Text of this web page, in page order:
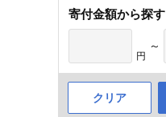
寄付金額から探す
円
～
クリア